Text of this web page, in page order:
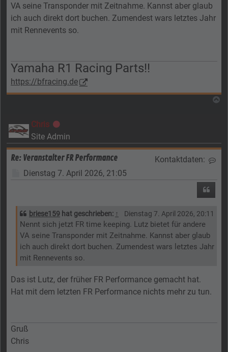
VA seine Transponder mit Zeitnahme. Kannst aber glaub
ich auch direkt dort buchen. Zumendest wars letztes Jahr
mit Rennevents so.
Yamaha R1 Racing Parts!!
https://bfracing.de
Chris Offline
Site Admin
Re: Veranstalter FR Performance Kontaktdaten:
Beitrag
Dienstag 7. April 2026, 21:05
briese159 hat geschrieben: ↑ Dienstag 7. April 2026, 20:11
Nennt sich jetzt FR time keeping. Lutz bietet für andere
VA seine Transponder mit Zeitnahme. Kannst aber glaub
ich auch direkt dort buchen. Zumendest wars letztes Jahr
mit Rennevents so.
Das ist Lutz, der früher FR Performance gemacht hat.
Hat mit dem letzten FR Performance nichts mehr zu tun.
Gruß
Chris